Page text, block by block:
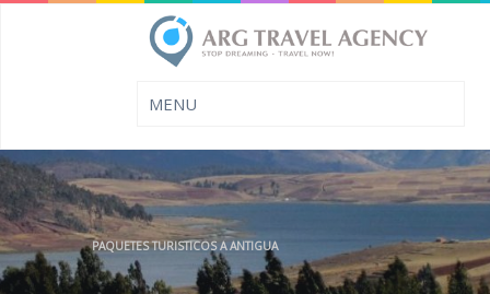
PAQUETES TURISTICOS A ANTIGUA